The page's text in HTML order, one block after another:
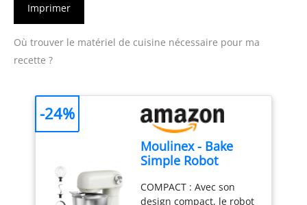
Imprimer
Où trouver le matériel de cuisine nécessaire pour ma
recette ?
Moulinex - Bake
Simple Robot
fouet, batteur et
COMPACT : Avec son
design compact, le robot
-24%